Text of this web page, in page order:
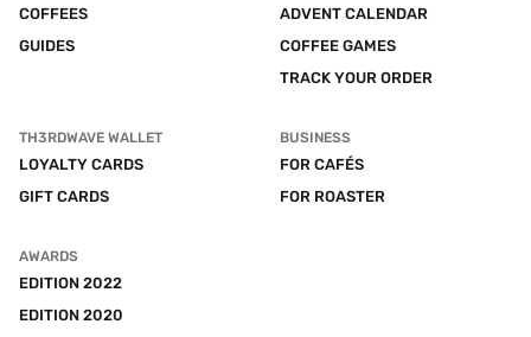
COFFEES
GUIDES
ADVENT CALENDAR
COFFEE GAMES
TRACK YOUR ORDER
TH3RDWAVE WALLET
LOYALTY CARDS
GIFT CARDS
BUSINESS
FOR CAFÉS
FOR ROASTER
AWARDS
EDITION 2022
EDITION 2020